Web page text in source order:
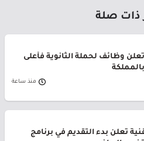
ذات صلة
وظائف لحملة الثانوية فأعلى
منذ ساعة
تعلن بدء التقديم في برنامج